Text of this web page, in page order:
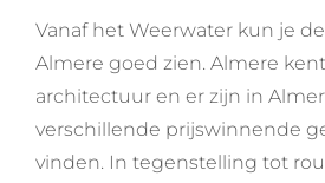
Vanaf het Weerwater kun je
Almere goed zien. Almere
architectuur en er zijn in
verschillende prijswinnende
vinden. In tegenstelling tot